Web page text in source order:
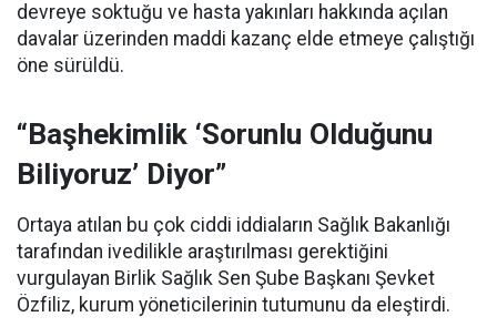
devreye soktuğu ve hasta yakınları hakkında açılan
davalar üzerinden maddi kazanç elde etmeye çalıştığı
öne sürüldü.
“Başhekimlik ‘Sorunlu Olduğunu
Biliyoruz’ Diyor”
Ortaya atılan bu çok ciddi iddiaların Sağlık Bakanlığı
tarafından ivedilikle araştırılması gerektiğini
vurgulayan Birlik Sağlık Sen Şube Başkanı Şevket
Özfiliz, kurum yöneticilerinin tutumunu da eleştirdi.